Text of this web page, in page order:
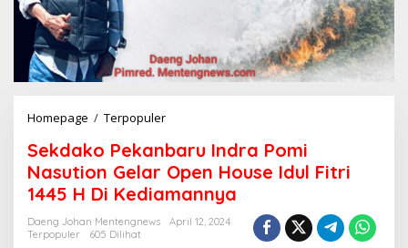
Homepage / Terpopuler
k
d
a
k
o
Sekdako Pekanbaru Indra Pomi
Nasution Gelar Open House Idul Fitri
1445 H Di Kediamannya
Daeng Johan Mentengnews
April 12, 2024
Terpopuler
605 Dilihat